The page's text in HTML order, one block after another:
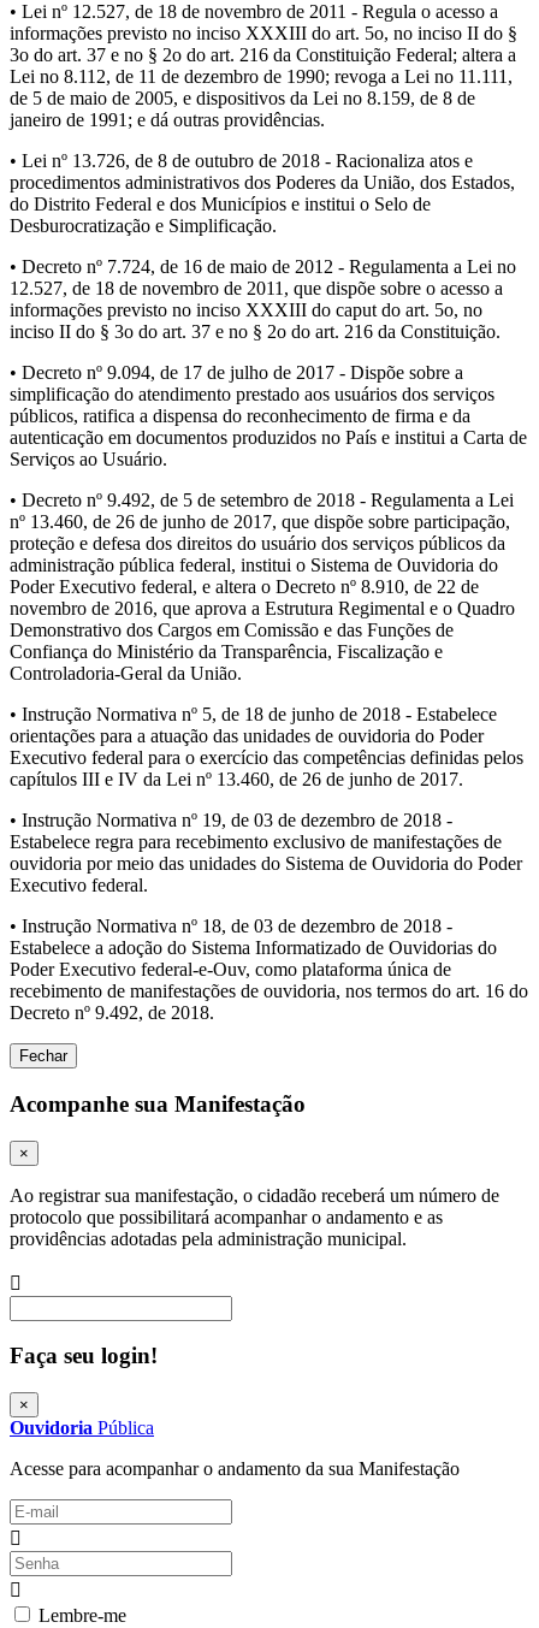
• Lei nº 12.527, de 18 de novembro de 2011 - Regula o acesso a
informações previsto no inciso XXXIII do art. 5o, no inciso II do §
3o do art. 37 e no § 2o do art. 216 da Constituição Federal; altera a
Lei no 8.112, de 11 de dezembro de 1990; revoga a Lei no 11.111,
de 5 de maio de 2005, e dispositivos da Lei no 8.159, de 8 de
janeiro de 1991; e dá outras providências.
• Lei nº 13.726, de 8 de outubro de 2018 - Racionaliza atos e
procedimentos administrativos dos Poderes da União, dos Estados,
do Distrito Federal e dos Municípios e institui o Selo de
Desburocratização e Simplificação.
• Decreto nº 7.724, de 16 de maio de 2012 - Regulamenta a Lei no
12.527, de 18 de novembro de 2011, que dispõe sobre o acesso a
informações previsto no inciso XXXIII do caput do art. 5o, no
inciso II do § 3o do art. 37 e no § 2o do art. 216 da Constituição.
• Decreto nº 9.094, de 17 de julho de 2017 - Dispõe sobre a
simplificação do atendimento prestado aos usuários dos serviços
públicos, ratifica a dispensa do reconhecimento de firma e da
autenticação em documentos produzidos no País e institui a Carta de
Serviços ao Usuário.
• Decreto nº 9.492, de 5 de setembro de 2018 - Regulamenta a Lei
nº 13.460, de 26 de junho de 2017, que dispõe sobre participação,
proteção e defesa dos direitos do usuário dos serviços públicos da
administração pública federal, institui o Sistema de Ouvidoria do
Poder Executivo federal, e altera o Decreto nº 8.910, de 22 de
novembro de 2016, que aprova a Estrutura Regimental e o Quadro
Demonstrativo dos Cargos em Comissão e das Funções de
Confiança do Ministério da Transparência, Fiscalização e
Controladoria-Geral da União.
• Instrução Normativa nº 5, de 18 de junho de 2018 - Estabelece
orientações para a atuação das unidades de ouvidoria do Poder
Executivo federal para o exercício das competências definidas pelos
capítulos III e IV da Lei nº 13.460, de 26 de junho de 2017.
• Instrução Normativa nº 19, de 03 de dezembro de 2018 -
Estabelece regra para recebimento exclusivo de manifestações de
ouvidoria por meio das unidades do Sistema de Ouvidoria do Poder
Executivo federal.
• Instrução Normativa nº 18, de 03 de dezembro de 2018 -
Estabelece a adoção do Sistema Informatizado de Ouvidorias do
Poder Executivo federal-e-Ouv, como plataforma única de
recebimento de manifestações de ouvidoria, nos termos do art. 16 do
Decreto nº 9.492, de 2018.
Fechar
Acompanhe sua Manifestação
×
Ao registrar sua manifestação, o cidadão receberá um número de
protocolo que possibilitará acompanhar o andamento e as
providências adotadas pela administração municipal.
Faça seu login!
×
Ouvidoria Pública
Acesse para acompanhar o andamento da sua Manifestação
Lembre-me